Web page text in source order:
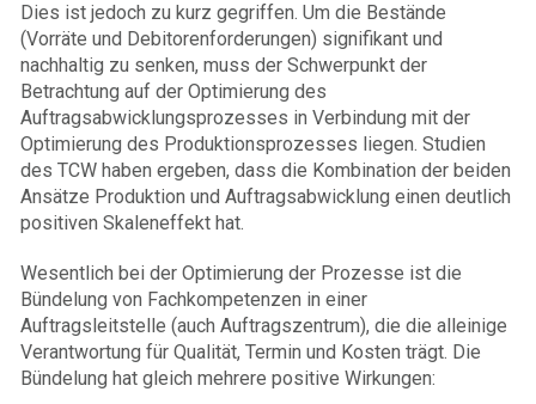
Dies ist jedoch zu kurz gegriffen. Um die Bestände
(Vorräte und Debitorenforderungen) signifikant und
nachhaltig zu senken, muss der Schwerpunkt der
Betrachtung auf der Optimierung des
Auftragsabwicklungsprozesses in Verbindung mit der
Optimierung des Produktionsprozesses liegen. Studien
des TCW haben ergeben, dass die Kombination der beiden
Ansätze Produktion und Auftragsabwicklung einen deutlich
positiven Skaleneffekt hat.
Wesentlich bei der Optimierung der Prozesse ist die
Bündelung von Fachkompetenzen in einer
Auftragsleitstelle (auch Auftragszentrum), die die alleinige
Verantwortung für Qualität, Termin und Kosten trägt. Die
Bündelung hat gleich mehrere positive Wirkungen: